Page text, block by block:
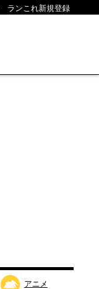
ランこれ新規登録
アニメ